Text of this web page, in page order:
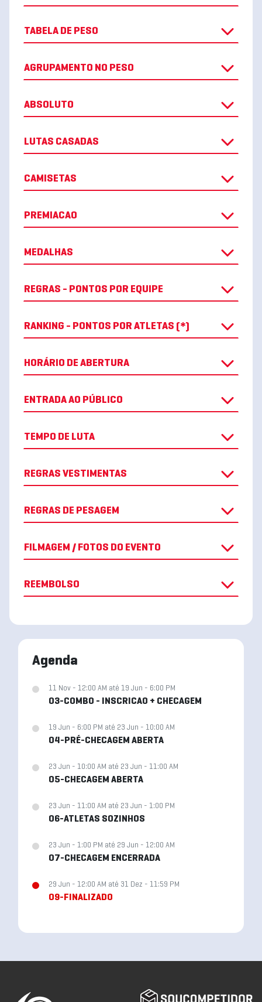
TABELA DE PESO
AGRUPAMENTO NO PESO
ABSOLUTO
LUTAS CASADAS
CAMISETAS
PREMIACAO
MEDALHAS
REGRAS - PONTOS POR EQUIPE
RANKING - PONTOS POR ATLETAS (*)
HORÁRIO DE ABERTURA
ENTRADA AO PÚBLICO
TEMPO DE LUTA
REGRAS VESTIMENTAS
REGRAS DE PESAGEM
FILMAGEM / FOTOS DO EVENTO
REEMBOLSO
Agenda
11 Nov - 12:00 AM até 19 Jun - 6:00 PM
03-COMBO - INSCRICAO + CHECAGEM
19 Jun - 6:00 PM até 23 Jun - 10:00 AM
04-PRÉ-CHECAGEM ABERTA
23 Jun - 10:00 AM até 23 Jun - 11:00 AM
05-CHECAGEM ABERTA
23 Jun - 11:00 AM até 23 Jun - 1:00 PM
06-ATLETAS SOZINHOS
23 Jun - 1:00 PM até 29 Jun - 12:00 AM
07-CHECAGEM ENCERRADA
29 Jun - 12:00 AM até 31 Dez - 11:59 PM
09-FINALIZADO